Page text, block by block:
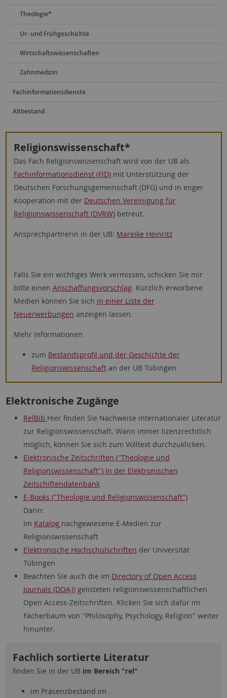
Theologie*
Ur- und Frühgeschichte
Wirtschaftswissenschaften
Zahnmedizin
Fachinformationsdienste
Altbestand
Religionswissenschaft*
Das Fach Religionswissenschaft wird von der UB als
Fachinformationsdienst (FID)mit Unterstützung der
Deutschen Forschungsgemeinschaft (DFG) und in enger
Kooperation mit der Deutschen Vereinigung für
Religionswissenschaft (DVRW)betreut.
Ansprechpartnerin in der UB: Mareike Heinritz
Falls Sie ein wichtiges Werk vermissen, schicken Sie mir
bitte einen Anschaffungsvorschlag. Kürzlich erworbene
Medien können Sie sich in einer Liste der
Neuerwerbungen anzeigen lassen.
Mehr Informationen
zum Bestandsprofil und der Geschichte der
Religionswissenschaftan der UB Tübingen
Elektronische Zugänge
RelBib Hier finden Sie Nachweise internationaler Literatur
zur Religionswissenschaft. Wann immer lizenzrechtlich
möglich, können Sie sich zum Volltext durchzuklicken.
Elektronische Zeitschriften ("Theologie und
Religionswissenschaft") in der Elektronischen
Zeitschiftendatenbank
E-Books ("Theologie und Religionswissenschaft")
Darin:
Im Katalog nachgewiesene E-Medien zur
Religionswissenschaft
Elektronische Hochschulschriften der Universität
Tübingen
Beachten Sie auch die im Directory of Open Access
Journals (DOAJ)gelisteten religionswissenschaftlichen
Open Access-Zeitschriften. Klicken Sie sich dafür im
Fächerbaum von "Philosophy, Psychology, Religion" weiter
hinunter.
Fachlich sortierte Literatur
finden Sie in der UB im Bereich "rel"
im Präsenzbestand im